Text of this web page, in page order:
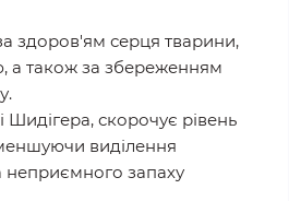
здоров'ям серця тварини,
а також за збереженням
скорочує рівень
виділення
неприємного запаху